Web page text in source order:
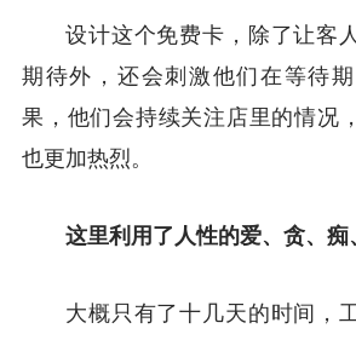
设计这个免费卡，除了让客
期待外，还会刺激他们在等待
果，他们会持续关注店里的情况
也更加热烈。
这里利用了人性的爱、贪、痴
大概只有了十几天的时间，